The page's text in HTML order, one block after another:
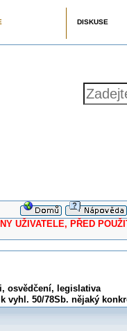
DISKUSE
PŘED
osvědčení, legislativa
vyhl. 50/78Sb. nějaký